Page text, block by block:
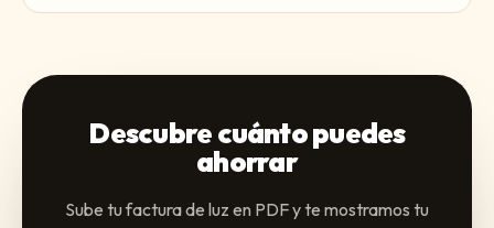
Descubre cuánto puedes
ahorrar
Sube tu factura de luz en PDF y te mostramos tu